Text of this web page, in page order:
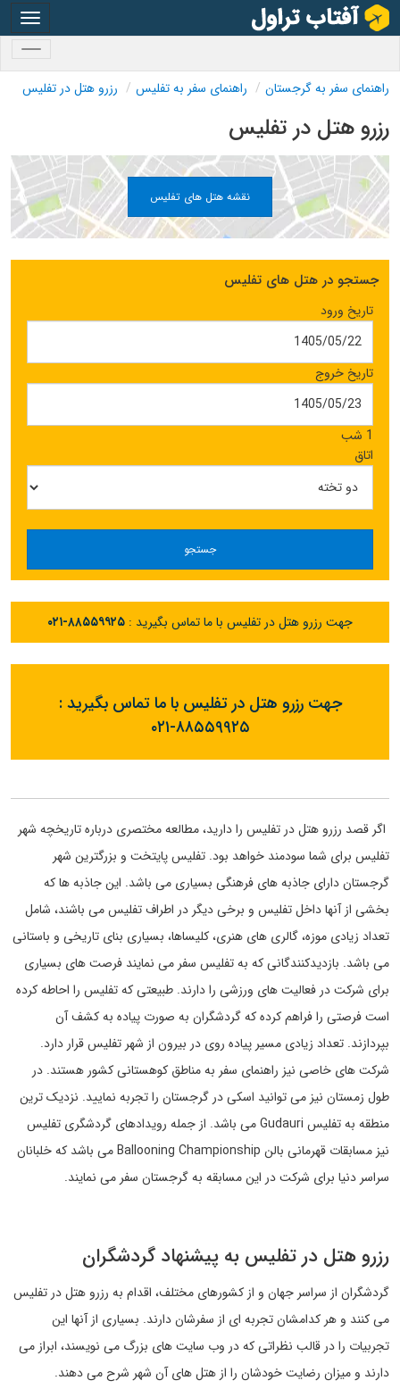
راهنمای سفر به گرجستان راهنمای سفر به تفلیس رزرو هتل در تفلیس
رزرو هتل در تفلیس
نقشه هتل های تفلیس
جستجو در هتل های تفلیس
تاریخ ورود
تاریخ خروج
1 شب
اتاق
جستجو
جهت رزرو هتل در تفلیس با ما تماس بگیرید : ۰۲۱-۸۸۵۵۹۹۲۵
جهت رزرو هتل در تفلیس با ما تماس بگیرید :
۰۲۱-۸۸۵۵۹۹۲۵
اگر قصد رزرو هتل در تفلیس را دارید، مطالعه مختصری درباره تاریخچه شهر
تفلیس برای شما سودمند خواهد بود. تفلیس پایتخت و بزرگترین شهر
گرجستان دارای جاذبه های فرهنگی بسیاری می باشد. این جاذبه ها که
بخشی از آنها داخل تفلیس و برخی دیگر در اطراف تفلیس می باشند، شامل
تعداد زیادی موزه، گالری های هنری، کلیساها، بسیاری بنای تاریخی و باستانی
می باشد. بازدیدکنندگانی که به تفلیس سفر می نمایند فرصت های بسیاری
برای شرکت در فعالیت های ورزشی را دارند. طبیعتی که تفلیس را احاطه کرده
است فرصتی را فراهم کرده که گردشگران به صورت پیاده به کشف آن
بپردازند. تعداد زیادی مسیر پیاده روی در بیرون از شهر تفلیس قرار دارد.
شرکت های خاصی نیز راهنمای سفر به مناطق کوهستانی کشور هستند. در
طول زمستان نیز می توانید اسکی در گرجستان را تجربه نمایید. نزدیک ترین
منطقه به تفلیس Gudauri می باشد. از جمله رویدادهای گردشگری تفلیس
نیز مسابقات قهرمانی بالن Ballooning Championship می باشد که خلبانان
سراسر دنیا برای شرکت در این مسابقه به گرجستان سفر می نمایند.
رزرو هتل در تفلیس به پیشنهاد گردشگران
گردشگران از سراسر جهان و از کشورهای مختلف، اقدام به رزرو هتل در تفلیس
می کنند و هر کدامشان تجربه ای از سفرشان دارند. بسیاری از آنها این
تجربیات را در قالب نظراتی که در وب سایت های بزرگ می نویسند، ابراز می
دارند و میزان رضایت خودشان را از هتل های آن شهر شرح می دهند.